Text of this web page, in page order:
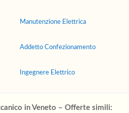
Manutenzione Elettrica
Addetto Confezionamento
Ingegnere Elettrico
in Veneto – Offerte simili: